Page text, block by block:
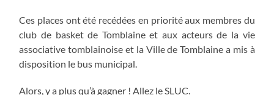
Ces places ont été recédées en priorité aux membres du
club de basket de Tomblaine et aux acteurs de la vie
associative tomblainoise et la Ville de Tomblaine a mis à
disposition le bus municipal.
Alors, y a plus qu’à gagner ! Allez le SLUC.